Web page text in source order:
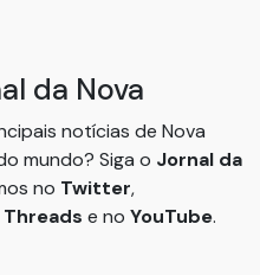
da Nova
notícias de Nova
mundo? Siga o Jornal da
no Twitter,
Threads e no YouTube.